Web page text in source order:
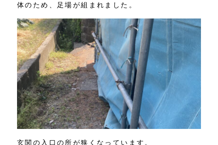
体のため、足場が組まれました。
玄関の入口の所が狭くなっています。